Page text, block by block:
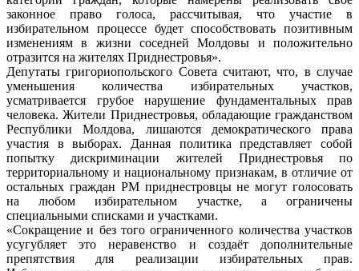
законное право голоса, рассчитывая, что участие в
избирательном процессе будет способствовать позитивным
изменениям в жизни соседней Молдовы и положительно
отразится на жителях Приднестровья».
Депутаты григориопольского Совета считают, что, в случае
уменьшения количества избирательных участков,
усматривается грубое нарушение фундаментальных прав
человека. Жители Приднестровья, обладающие гражданством
Республики Молдова, лишаются демократического права
участия в выборах. Данная политика представляет собой
попытку дискриминации жителей Приднестровья по
территориальному и национальному признакам, в отличие от
остальных граждан РМ приднестровцы не могут голосовать
на любом избирательном участке, а ограничены
специальными списками и участками.
«Сокращение и без того ограниченного количества участков
усугубляет это неравенство и создаёт дополнительные
препятствия для реализации избирательных прав.